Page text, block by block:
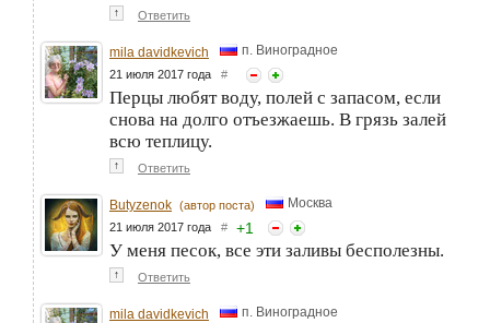
↑ Ответить
mila davidkevich п. Виноградное
21 июля 2017 года #
Перцы любят воду, полей с запасом, если
снова на долго отъезжаешь. В грязь залей
всю теплицу.
↑ Ответить
Butyzenok (автор поста) Москва
21 июля 2017 года # +1
У меня песок, все эти заливы бесполезны.
↑ Ответить
mila davidkevich п. Виноградное